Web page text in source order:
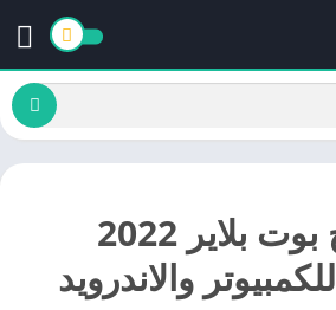
تحميل برنامج بوت بلاير 2022
Potplayer للكمبيوتر والاندرويد